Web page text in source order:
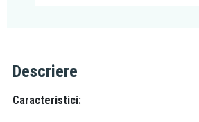
Descriere
Caracteristici: